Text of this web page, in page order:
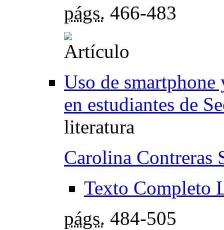
págs. 466-483
Uso de
en estudiantes de
literatura
Carolina Contreras
Texto Completo
págs. 484-505